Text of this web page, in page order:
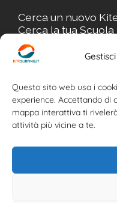
Questo sito web usa i
experience. Accettando di
mappa interattiva ti
attività più vicine a te.
Cerca un nuovo
Cerca la tua Scuola
Cerca il tuo KiteSpot
Cerca
Cerca il tuo Usato